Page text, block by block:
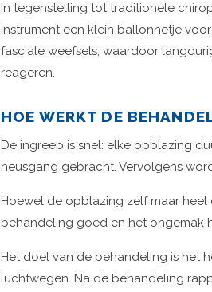
In tegenstelling tot traditionele
instrument een klein ballonnetje
fasciale weefsels, waardoor
reageren.
HOE WERKT DE
De ingreep is snel: elke opblazing
neusgang gebracht. Vervolgens
Hoewel de opblazing zelf maar
behandeling goed en het ongemak
Het doel van de behandeling is het
luchtwegen. Na de behandeling